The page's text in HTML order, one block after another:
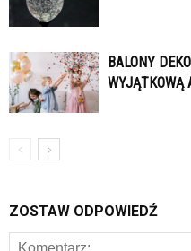
BALONY
WYJĄTKOWĄ
ZOSTAW ODPOWIEDŹ